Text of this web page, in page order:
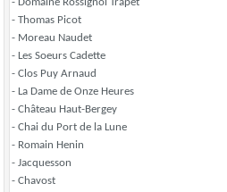
- Thomas Picot
- Moreau Naudet
- Les Soeurs Cadette
- Clos Puy Arnaud
- La Dame de Onze Heures
- Château Haut-Bergey
- Chai du Port de la Lune
- Romain Henin
- Jacquesson
- Chavost